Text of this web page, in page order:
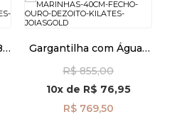
Gargantilha com Águas
Fecho de Ouro 18k
ga07656
R$ 855,00
10xde R$ 76,95
R$ 769,50